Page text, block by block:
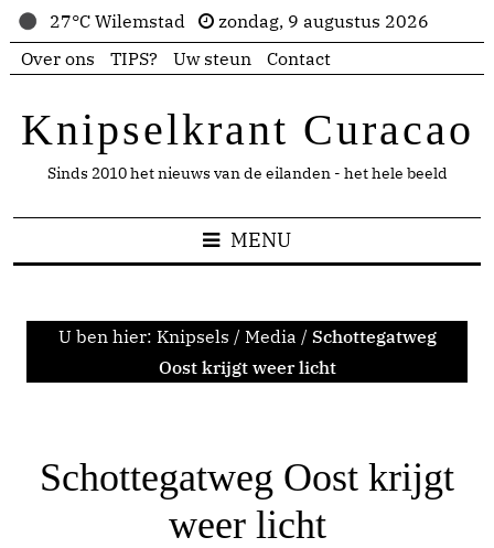
27°C Wilemstad
zondag, 9 augustus 2026
Over ons
TIPS? Uw steun Contact
Knipselkrant Curacao
Sinds 2010 het nieuws van de eilanden - het hele beeld
MENU
U ben hier: Knipsels / Media / Schottegatweg
Oost krijgt weer licht
Schottegatweg Oost krijgt
weer licht